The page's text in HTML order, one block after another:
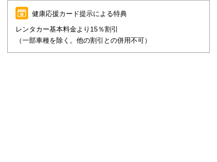
健康応援カード提示による特典
レンタカー基本料金より15％割引
（一部車種を除く。他の割引との併用不可）